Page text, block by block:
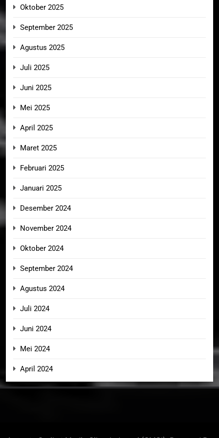
Oktober 2025
September 2025
Agustus 2025
Juli 2025
Juni 2025
Mei 2025
April 2025
Maret 2025
Februari 2025
Januari 2025
Desember 2024
November 2024
Oktober 2024
September 2024
Agustus 2024
Juli 2024
Juni 2024
Mei 2024
April 2024